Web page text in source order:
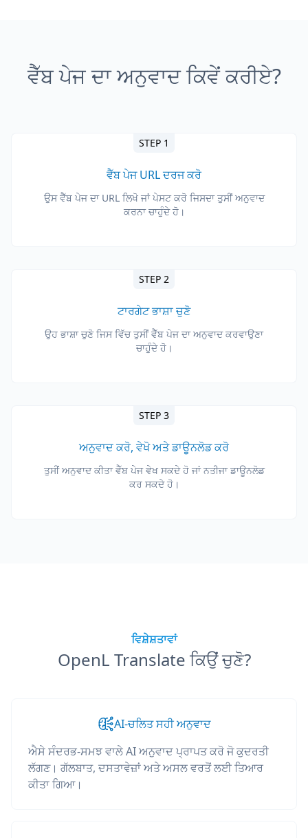
ਵੈੱਬ ਪੇਜ ਦਾ ਅਨੁਵਾਦ ਕਿਵੇਂ ਕਰੀਏ?
STEP 1
ਵੈੱਬ ਪੇਜ URL ਦਰਜ ਕਰੋ
ਉਸ ਵੈੱਬ ਪੇਜ ਦਾ URL ਲਿਖੋ ਜਾਂ ਪੇਸਟ ਕਰੋ ਜਿਸਦਾ ਤੁਸੀਂ ਅਨੁਵਾਦ
ਕਰਨਾ ਚਾਹੁੰਦੇ ਹੋ।
STEP 2
ਟਾਰਗੇਟ ਭਾਸ਼ਾ ਚੁਣੋ
ਉਹ ਭਾਸ਼ਾ ਚੁਣੋ ਜਿਸ ਵਿੱਚ ਤੁਸੀਂ ਵੈੱਬ ਪੇਜ ਦਾ ਅਨੁਵਾਦ ਕਰਵਾਉਣਾ
ਚਾਹੁੰਦੇ ਹੋ।
STEP 3
ਅਨੁਵਾਦ ਕਰੋ, ਵੇਖੋ ਅਤੇ ਡਾਊਨਲੋਡ ਕਰੋ
ਤੁਸੀਂ ਅਨੁਵਾਦ ਕੀਤਾ ਵੈੱਬ ਪੇਜ ਵੇਖ ਸਕਦੇ ਹੋ ਜਾਂ ਨਤੀਜਾ ਡਾਊਨਲੋਡ
ਕਰ ਸਕਦੇ ਹੋ।
ਵਿਸ਼ੇਸ਼ਤਾਵਾਂ
OpenL Translate ਕਿਉਂ ਚੁਣੋ?
AI-ਚਲਿਤ ਸਹੀ ਅਨੁਵਾਦ
ਐਸੇ ਸੰਦਰਭ-ਸਮਝ ਵਾਲੇ AI ਅਨੁਵਾਦ ਪ੍ਰਾਪਤ ਕਰੋ ਜੋ ਕੁਦਰਤੀ
ਲੱਗਣ। ਗੱਲਬਾਤ, ਦਸਤਾਵੇਜ਼ਾਂ ਅਤੇ ਅਸਲ ਵਰਤੋਂ ਲਈ ਤਿਆਰ
ਕੀਤਾ ਗਿਆ।